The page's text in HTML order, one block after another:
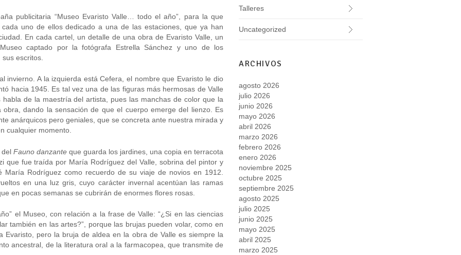
publicitaria “Museo Evaristo Valle… todo el año”, para la que
uno de ellos dedicado a una de las estaciones, que ya han
En cada cartel, un detalle de una obra de Evaristo Valle, un
captado por la fotógrafa Estrella Sánchez y uno de los
escritos.
invierno. A la izquierda está Cefera, el nombre que Evaristo le dio
hacia 1945. Es tal vez una de las figuras más hermosas de Valle
de la maestría del artista, pues las manchas de color que la
dando la sensación de que el cuerpo emerge del lienzo. Es
anárquicos pero geniales, que se concreta ante nuestra mirada y
cualquier momento.
del Fauno danzante que guarda los jardines, una copia en terracota
que fue traída por María Rodríguez del Valle, sobrina del pintor y
Rodríguez como recuerdo de su viaje de novios en 1912.
en una luz gris, cuyo carácter invernal acentúan las ramas
en pocas semanas se cubrirán de enormes flores rosas.
el Museo, con relación a la frase de Valle: “¿Si en las ciencias
también en las artes?”, porque las brujas pueden volar, como en
Evaristo, pero la bruja de aldea en la obra de Valle es siempre la
ancestral, de la literatura oral a la farmacopea, que transmite de
Talleres
Uncategorized
ARCHIVOS
agosto 2026
julio 2026
junio 2026
mayo 2026
abril 2026
marzo 2026
febrero 2026
enero 2026
noviembre 2025
octubre 2025
septiembre 2025
agosto 2025
julio 2025
junio 2025
mayo 2025
abril 2025
marzo 2025